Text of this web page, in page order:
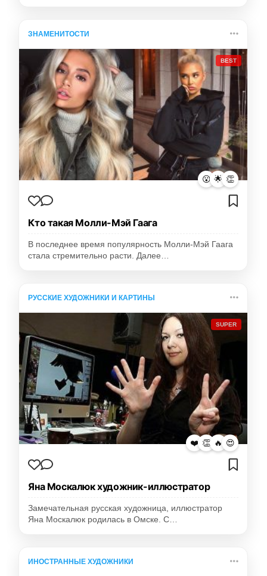
ЗНАМЕНИТОСТИ
BEST
😮 🌟 👏
Кто такая Молли-Мэй Гаага
В последнее время популярность Молли-Мэй Гаага
стала стремительно расти. Далее…
РУССКИЕ ХУДОЖНИКИ И КАРТИНЫ
SUPER
❤️ 👏 🔥 😍
Яна Москалюк художник-иллюстратор
Замечательная русская художница, иллюстратор
Яна Москалюк родилась в Омске. С…
ИНОСТРАННЫЕ ХУДОЖНИКИ